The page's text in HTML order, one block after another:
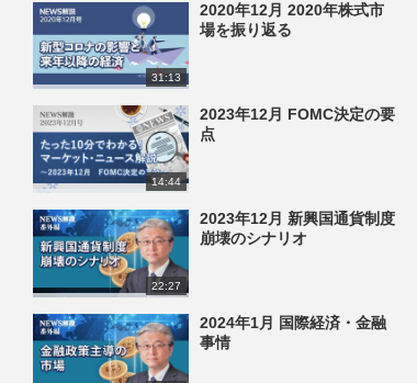
31:13
2020年12月 2020年株式市
場を振り返る
14:44
2023年12月 FOMC決定の要
点
22:27
2023年12月 新興国通貨制度
崩壊のシナリオ
2024年1月 国際経済・金融
事情